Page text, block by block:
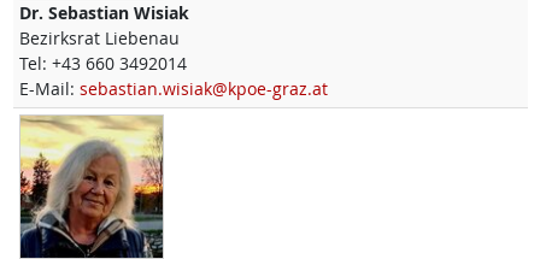
Dr. Sebastian Wisiak
Bezirksrat Liebenau
Tel: +43 660 3492014
E-Mail: sebastian.wisiak@kpoe-graz.at